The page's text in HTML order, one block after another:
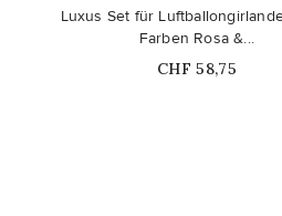
Luxus Set für
Farben Rosa &...
Price
CHF 58,75